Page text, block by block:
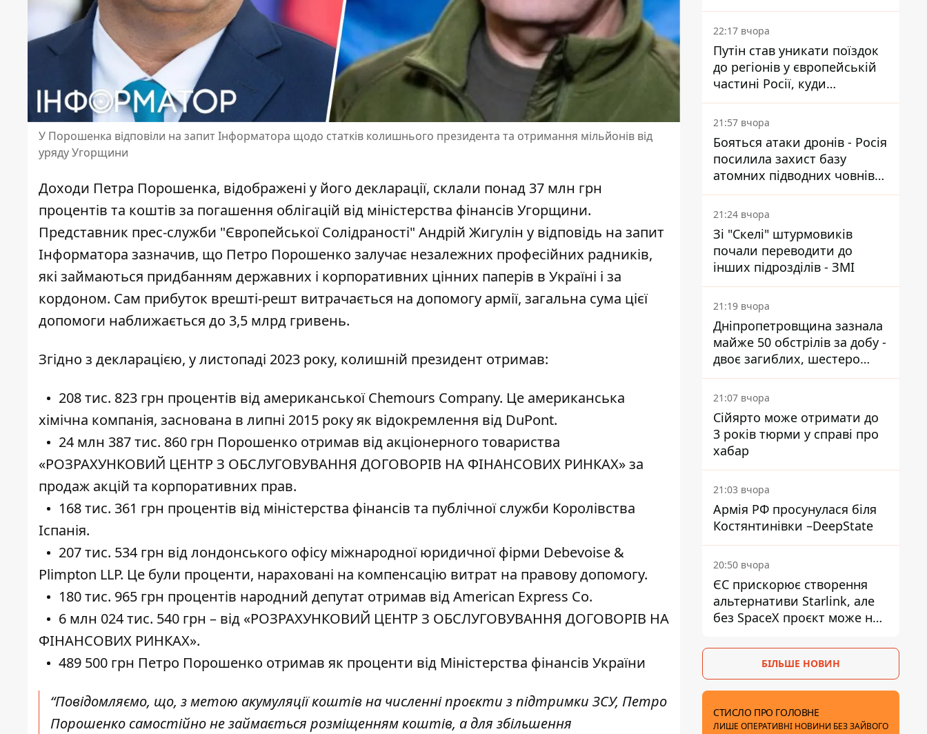
У Порошенка відповіли на запит Інформатора щодо статків колишнього президента та отримання мільйонів від
уряду Угорщини
Доходи Петра Порошенка, відображені у його декларації, склали понад 37 млн грн
процентів та коштів за погашення облігацій від міністерства фінансів Угорщини.
Представник прес-служби "Європейської Солідраності" Андрій Жигулін у відповідь на запит
Інформатора зазначив, що Петро Порошенко залучає незалежних професійних радників,
які займаються придбанням державних і корпоративних цінних паперів в Україні і за
кордоном. Сам прибуток врешті-решт витрачається на допомогу армії, загальна сума цієї
допомоги наближається до 3,5 млрд гривень.
Згідно з декларацією, у листопаді 2023 року, колишній президент отримав:
208 тис. 823 грн процентів від американської Chemours Company. Це американська
хімічна компанія, заснована в липні 2015 року як відокремлення від DuPont.
24 млн 387 тис. 860 грн Порошенко отримав від акціонерного товариства
«РОЗРАХУНКОВИЙ ЦЕНТР З ОБСЛУГОВУВАННЯ ДОГОВОРІВ НА ФІНАНСОВИХ РИНКАХ» за
продаж акцій та корпоративних прав.
168 тис. 361 грн процентів від міністерства фінансів та публічної служби Королівства
Іспанія.
207 тис. 534 грн від лондонського офісу міжнародної юридичної фірми Debevoise &
Plimpton LLP. Це були проценти, нараховані на компенсацію витрат на правову допомогу.
180 тис. 965 грн процентів народний депутат отримав від American Express Co.
6 млн 024 тис. 540 грн – від «РОЗРАХУНКОВИЙ ЦЕНТР З ОБСЛУГОВУВАННЯ ДОГОВОРІВ НА
ФІНАНСОВИХ РИНКАХ».
489 500 грн Петро Порошенко отримав як проценти від Міністерства фінансів України
“Повідомляємо, що, з метою акумуляції коштів на численні проєкти з підтримки ЗСУ, Петро
Порошенко самостійно не займається розміщенням коштів, а для збільшення
22:17 вчора
Путін став уникати поїздок
до регіонів у європейській
частині Росії, куди
регулярно долітають дрони
21:57 вчора
Бояться атаки дронів - Росія
посилила захист базу
атомних підводних човнів
за 7400 км від України
21:24 вчора
Зі "Скелі" штурмовиків
почали переводити до
інших підрозділів - ЗМІ
21:19 вчора
Дніпропетровщина зазнала
майже 50 обстрілів за добу -
двоє загиблих, шестеро
постраждалих
21:07 вчора
Сійярто може отримати до
3 років тюрми у справі про
хабар
21:03 вчора
Армія РФ просунулася біля
Костянтинівки –DeepState
20:50 вчора
ЄС прискорює створення
альтернативи Starlink, але
без SpaceX проєкт може не
БІЛЬШЕ НОВИН
СТИСЛО ПРО ГОЛОВНЕ
ЛИШЕ ОПЕРАТИВНІ НОВИНИ БЕЗ ЗАЙВОГО